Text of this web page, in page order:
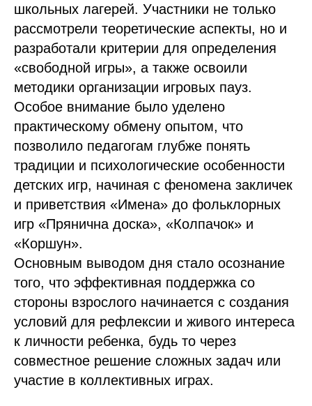
школьных лагерей. Участники не только
рассмотрели теоретические аспекты, но и
разработали критерии для определения
«свободной игры», а также освоили
методики организации игровых пауз.
Особое внимание было уделено
практическому обмену опытом, что
позволило педагогам глубже понять
традиции и психологические особенности
детских игр, начиная с феномена закличек
и приветствия «Имена» до фольклорных
игр «Прянична доска», «Колпачок» и
«Коршун».
Основным выводом дня стало осознание
того, что эффективная поддержка со
стороны взрослого начинается с создания
условий для рефлексии и живого интереса
к личности ребенка, будь то через
совместное решение сложных задач или
участие в коллективных играх.